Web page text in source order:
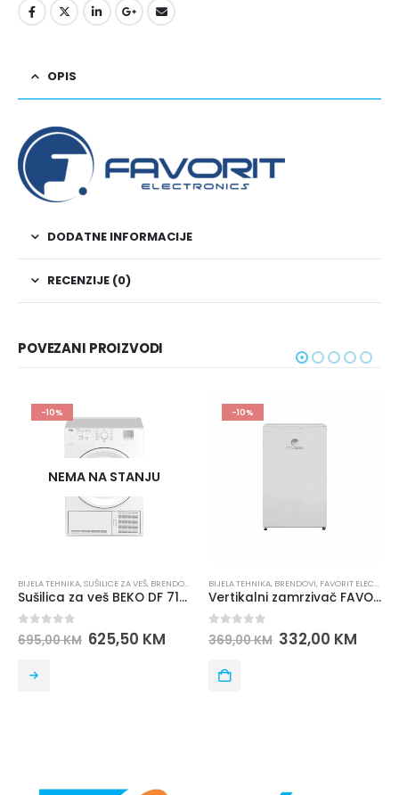
OPIS
DODATNE INFORMACIJE
RECENZIJE (0)
POVEZANI PROIZVODI
NA STANJU
,SUŠILICE ZA VEŠ,BRENDOVI ,BEKO
Sušilica za veš BEKO DF 7111 PAW
KM 625,50 KM
BIJELA TEHNIKA,BRENDOVI,FAVORIT ELECTRONICS ,
Vertikalni zamrzivač FAVORIT F 1005
0 out of 5
369,00 KM 332,00 KM
BIJELA
0 out
1.106,00